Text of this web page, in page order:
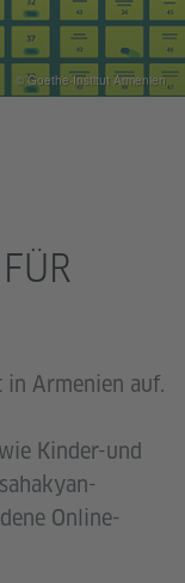
Armenien auf.
Kinder-und
Online-
© Goethe-Institut Armenien